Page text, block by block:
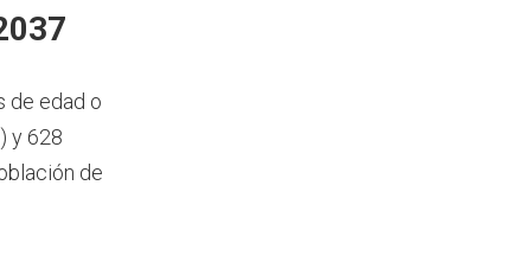
de edad o
y 628
de